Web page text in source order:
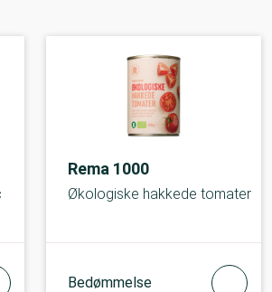
Rema 1000
Økologiske hakkede tomater
Bedømmelse